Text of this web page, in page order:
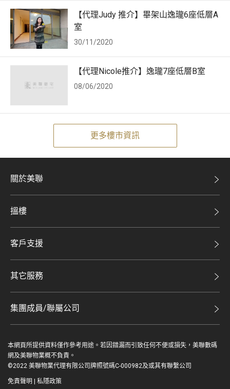
更多樓市資訊
【代理Judy 推介】畢架山逸瓏6座低層A
室
30/11/2020
【代理Nicole推介】逸瓏7座低層B室
08/06/2020
關於美聯
美聯集團
集團動態
人才招募
網站地圖
搵樓
二手盤
買賣流程
客戶支援
自助放盤
豪宅分行
查詢熱線
聯絡我們
繳款方式
其它服務
豪宅資訊
美善會
集團成員/聯屬公司
鋑聯控股*
美聯工商舖*
本網頁所提供資料僅作參考用途。若因錯漏而引致任何不便或損失，美聯數碼
網及美聯物業概不負責。
©2022 美聯物業代理有限公司牌照號碼C-000982及或其有聯繫公司
免責聲明 私隱政策